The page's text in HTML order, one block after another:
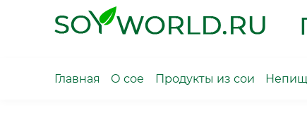
Главная О сое Продукты из сои